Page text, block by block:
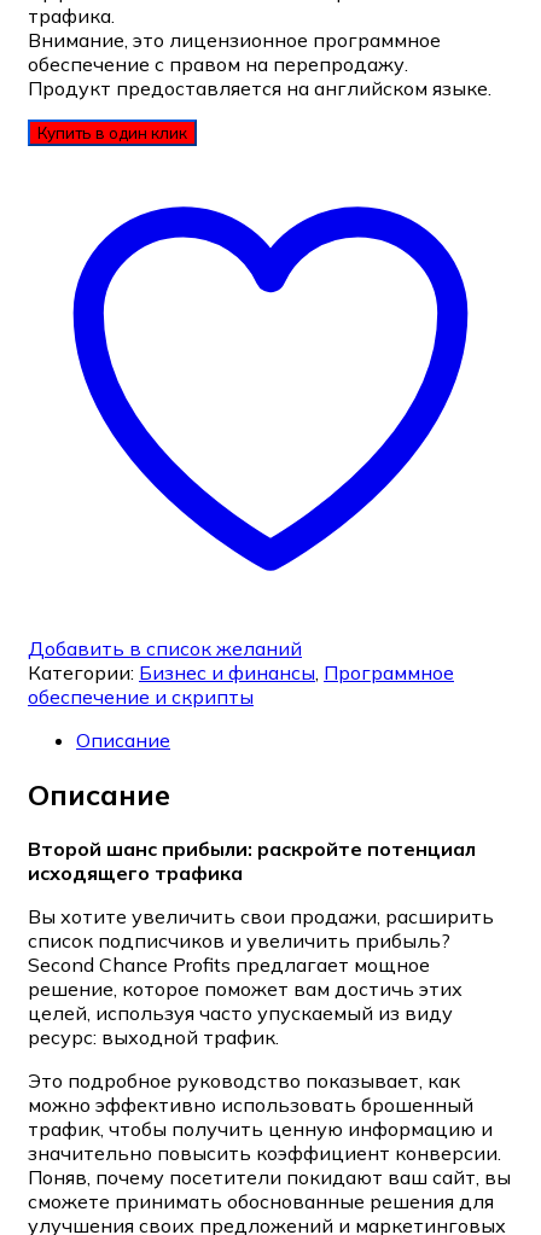
трафика.
Внимание, это лицензионное программное
обеспечение с правом на перепродажу.
Продукт предоставляется на английском языке.
Купить в один клик
Добавить в список желаний
Категории: Бизнес и финансы, Программное
обеспечение и скрипты
Описание
Описание
Второй шанс прибыли: раскройте потенциал
исходящего трафика
Вы хотите увеличить свои продажи, расширить
список подписчиков и увеличить прибыль?
Second Chance Profits предлагает мощное
решение, которое поможет вам достичь этих
целей, используя часто упускаемый из виду
ресурс: выходной трафик.
Это подробное руководство показывает, как
можно эффективно использовать брошенный
трафик, чтобы получить ценную информацию и
значительно повысить коэффициент конверсии.
Поняв, почему посетители покидают ваш сайт, вы
сможете принимать обоснованные решения для
улучшения своих предложений и маркетинговых